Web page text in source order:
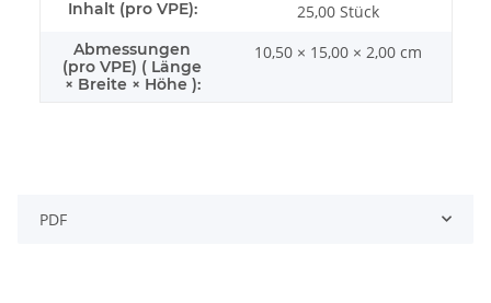
Inhalt (pro VPE): 25,00 Stück
Abmessungen
(pro VPE) ( Länge
× Breite × Höhe ):
10,50 × 15,00 × 2,00 cm
PDF